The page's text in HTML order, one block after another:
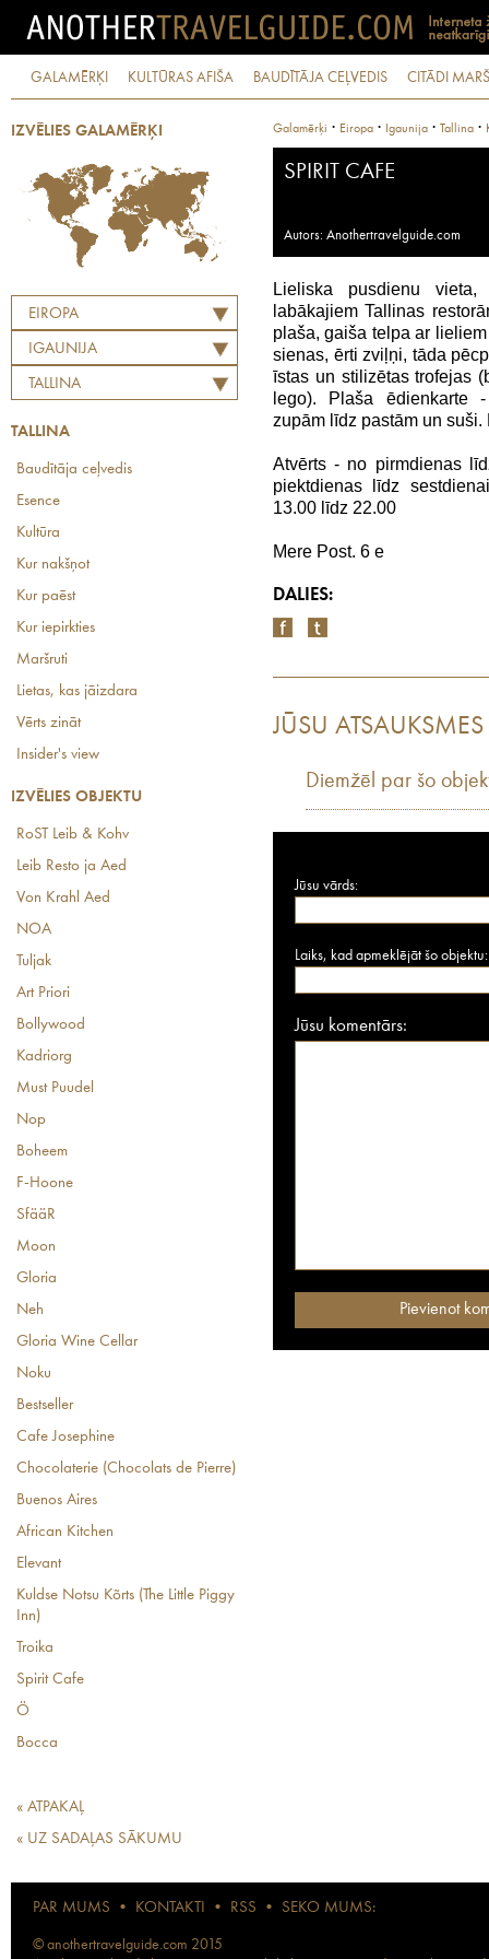
GALAMĒRĶI KULTŪRAS AFIŠA BAUDĪTĀJA CEĻVEDIS CITĀDI
IZVĒLIES GALAMĒRĶI
EIROPA
IGAUNIJA
TALLINA
TALLINA
Baudītāja ceļvedis
Esence
Kultūra
Kur nakšņot
Kur paēst
Kur iepirkties
Maršruti
Lietas, kas jāizdara
Vērts zināt
Insider's view
IZVĒLIES OBJEKTU
RoST Leib & Kohv
Leib Resto ja Aed
Von Krahl Aed
NOA
Tuljak
Art Priori
Bollywood
Kadriorg
Must Puudel
Nop
Boheem
F-Hoone
SfääR
Moon
Gloria
Neh
Gloria Wine Cellar
Noku
Bestseller
Cafe Josephine
Chocolaterie (Chocolats de Pierre)
Buenos Aires
African Kitchen
Elevant
Kuldse Notsu Kõrts (The Little Piggy
Inn)
Troika
Spirit Cafe
Ö
Bocca
« ATPAKAĻ
« UZ SADAĻAS SĀKUMU
Galamērķi · Eiropa · Igaunija · Tallina ·
SPIRIT CAFE
Autors: Anothertravelguide.com
Lieliska pusdienu
labākajiem Tallinas
plaša, gaiša telpa ar
sienas, ērti zviļņi, tāda
īstas un stilizētas trofejas
lego). Plaša ēdienkarte
zupām līdz pastām un
Atvērts - no pirmdienas
piektdienas līdz
13.00 līdz 22.00
Mere Post. 6 e
DALIES:
JŪSU ATSAUKSMES
Diemžēl par šo
Jūsu vārds:
Laiks, kad apmeklējāt šo objektu:
Jūsu komentārs:
PAR MUMS • KONTAKTI • RSS • SEKO MUMS:
© anothertravelguide.com 2015